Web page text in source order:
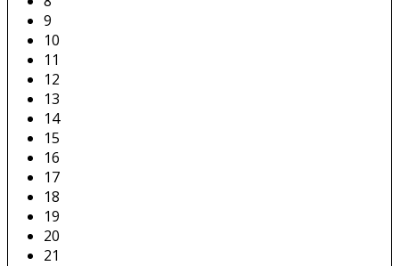
9
10
11
12
13
14
15
16
17
18
19
20
21